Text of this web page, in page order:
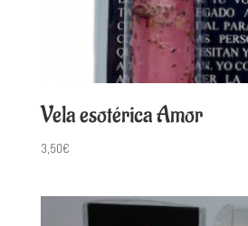
Vela esotérica Amor
3,50€